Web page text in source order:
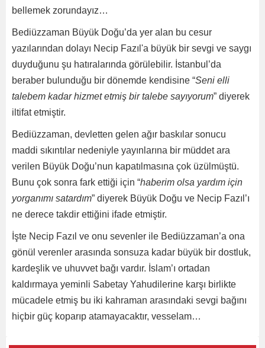
bellemek zorundayız…
Bediüzzaman Büyük Doğu’da yer alan bu cesur
yazılarından dolayı Necip Fazıl'a büyük bir sevgi ve saygı
duyduğunu şu hatıralarında görülebilir. İstanbul’da
beraber bulunduğu bir dönemde kendisine “Seni elli
talebem kadar hizmet etmiş bir talebe sayıyorum” diyerek
iltifat etmiştir.
Bediüzzaman, devletten gelen ağır baskılar sonucu
maddi sıkıntılar nedeniyle yayınlarına bir müddet ara
verilen Büyük Doğu’nun kapatılmasına çok üzülmüştü.
Bunu çok sonra fark ettiği için “haberim olsa yardım için
yorganımı satardım” diyerek Büyük Doğu ve Necip Fazıl’ı
ne derece takdir ettiğini ifade etmiştir.
İşte Necip Fazıl ve onu sevenler ile Bediüzzaman’a ona
gönül verenler arasında sonsuza kadar büyük bir dostluk,
kardeşlik ve uhuvvet bağı vardır. İslam’ı ortadan
kaldırmaya yeminli Sabetay Yahudilerine karşı birlikte
mücadele etmiş bu iki kahraman arasındaki sevgi bağını
hiçbir güç koparıp atamayacaktır, vesselam…